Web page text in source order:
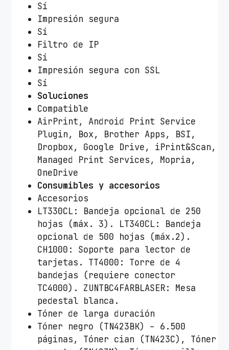
Sí
Impresión segura
Sí
Filtro de IP
Sí
Impresión segura con SSL
Sí
Soluciones
Compatible
AirPrint, Android Print Service
Plugin, Box, Brother Apps, BSI,
Dropbox, Google Drive, iPrint&Scan,
Managed Print Services, Mopria,
OneDrive
Consumibles y accesorios
Accesorios
LT330CL: Bandeja opcional de 250
hojas (máx. 3). LT340CL: Bandeja
opcional de 500 hojas (máx.2).
CH1000: Soporte para lector de
tarjetas. TT4000: Torre de 4
bandejas (requiere conector
TC4000). ZUNTBC4FARBLASER: Mesa
pedestal blanca.
Tóner de larga duración
Tóner negro (TN423BK) – 6.500
páginas, Tóner cian (TN423C), Tóner